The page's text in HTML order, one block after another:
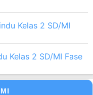
Kelas 2 SD/MI
Kelas 2 SD/MI Fase